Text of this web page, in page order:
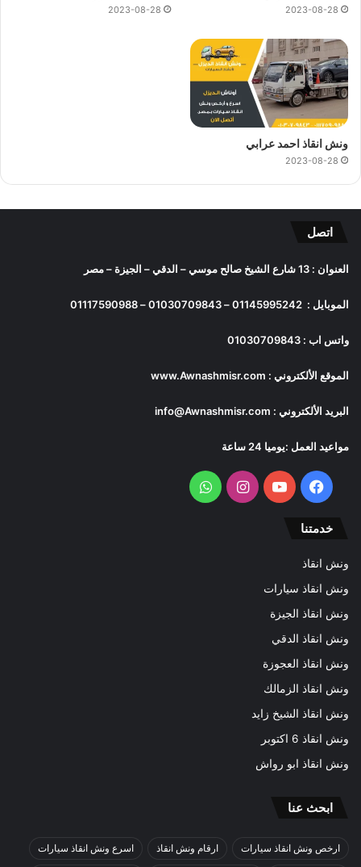
2023-08-28
2023-08-28
ونش انقاذ احمد عرابي
2023-08-28
اتصل
العنوان : 13 شارع الشيخ صالح موسي – الدقي – الجيزة – مصر
الموبايل : 01145995242
–
01030709843
–
01117590988
واتس اب : 01030709843
الموقع الألكتروني : www.Awnashmisr.com
البريد الألكتروني : info@Awnashmisr.com
مواعيد العمل :يوميا 24 ساعة
فيسبوكيوتيوب انستقرامواتساب
خدمتنا
ونش انقاذ
ونش انقاذ سيارات
ونش انقاذ الجيزة
ونش انقاذ الدقي
ونش انقاذ العجوزة
ونش انقاذ الزمالك
ونش انقاذ الشيخ زايد
ونش انقاذ 6 اكتوبر
ونش انقاذ ابو رواش
ابحث عنا
ارخص ونش انقاذ سيارات ارقام ونش انقاذ اسرع ونش انقاذ سيارات